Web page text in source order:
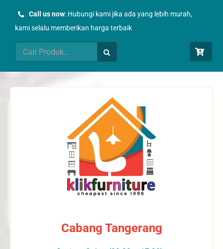
Call us now: Hubungi kami jika ada yang lebih murah,
kami selalu memberikan harga terbaik
Search
for:
Cabang Tangerang